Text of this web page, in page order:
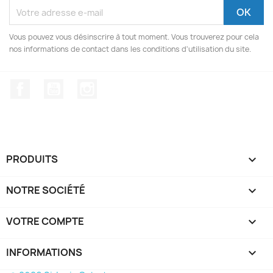
Vous pouvez vous désinscrire à tout moment. Vous trouverez pour cela
nos informations de contact dans les conditions d'utilisation du site.
PRODUITS 
NOTRE SOCIÉTÉ 
VOTRE COMPTE 
INFORMATIONS keyboard_arrow_down